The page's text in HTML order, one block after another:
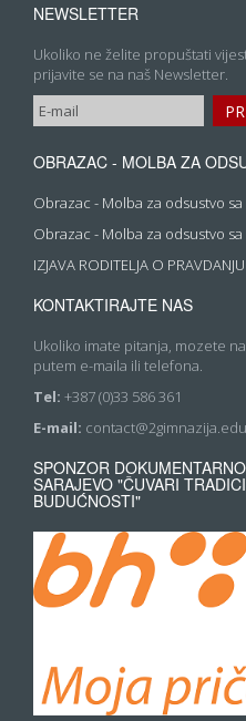
NEWSLETTER
Ukoliko ne želite propuštati
prijavite se na naš Newsletter.
OBRAZAC - MOLBA ZA
Obrazac - Molba za odsustvo sa
Obrazac - Molba za odsustvo
IZJAVA RODITELJA O
KONTAKTIRAJTE NAS
Ukoliko imate pitanja, mozete
putem e-maila ili telefona.
Tel: +387 (0)33 586 361
E-mail:
SPONZOR
SARAJEVO "ČUVARI
BUDUĆNOSTI"